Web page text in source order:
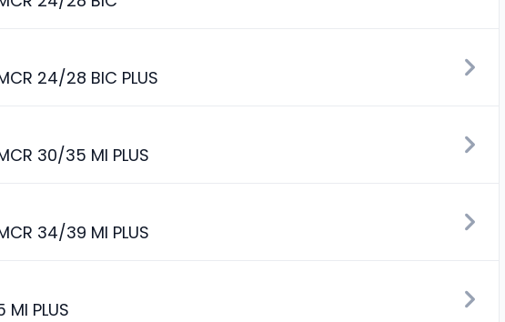
24/28 BIC PLUS
30/35 MI PLUS
34/39 MI PLUS
PLUS